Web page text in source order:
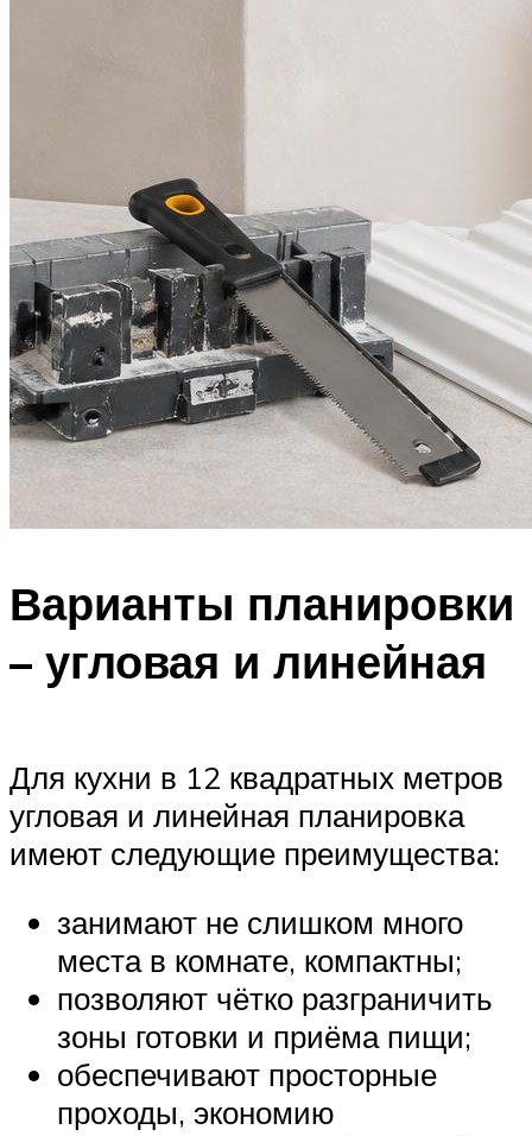
Варианты планировки
– угловая и линейная
Для кухни в 12 квадратных метров
угловая и линейная планировка
имеют следующие преимущества:
занимают не слишком много
места в комнате, компактны;
позволяют чётко разграничить
зоны готовки и приёма пищи;
обеспечивают просторные
проходы, экономию